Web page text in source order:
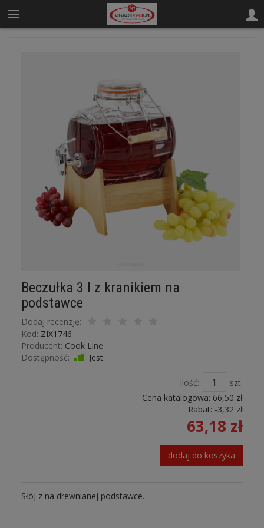
Beczułka 3 l z kranikiem na
podstawce
Dodaj recenzję:
Kod: ZIX1746
Producent: Cook Line
Dostępność:
Jest
Ilość:
szt.
Cena katalogowa: 66,50 zł
Rabat: -3,32 zł
63,18 zł
dodaj do koszyka
Słój z na drewnianej podstawce.